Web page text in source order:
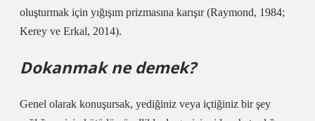
oluşturmak için yığışım prizmasına karışır (Raymond, 1984;
Kerey ve Erkal, 2014).
Dokanmak ne demek?
Genel olarak konuşursak, yediğiniz veya içtiğiniz bir şey